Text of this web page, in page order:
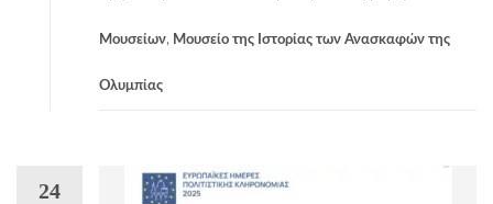
Μουσείων, Μουσείο της Ιστορίας των Ανασκαφών της
Ολυμπίας
24